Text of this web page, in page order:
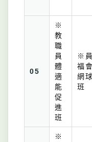
05
※
教
職
員
體
適
能
促
進
班
※員
福會
網球
班
※